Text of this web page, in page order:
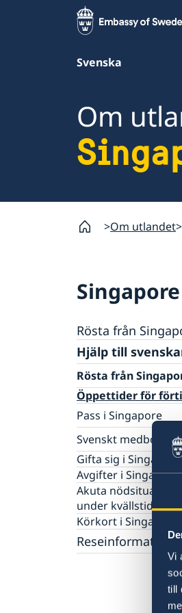
Vi
till
Svenska
Om
Om utlandet
Singapore
Rösta från
Hjälp till
Rösta från
Öppettider för
Pass i Singapore
Passansökan för
Passansökan för
Nationellt id-kort
Förlust av pass
Provisoriskt pass
Svenskt
Dubbelt
Gifta sig i Singapore
Avgifter i Singapore
Akuta
under kvällstid och
Körkort i Singapore
Reseinformation
Ambassadens
Aktuella händelser
Allmänna